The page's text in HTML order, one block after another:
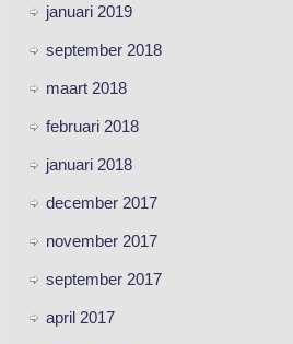
januari 2019
september 2018
maart 2018
februari 2018
januari 2018
december 2017
november 2017
september 2017
april 2017